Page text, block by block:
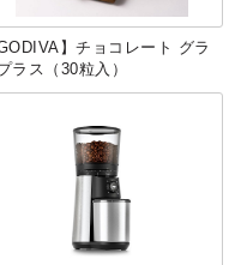
GODIVA】チョコレート グラ
ラス（30粒入）